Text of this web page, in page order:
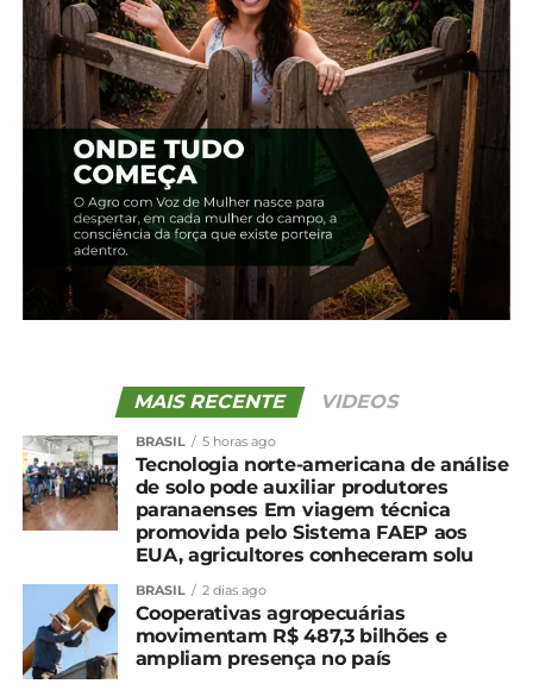
Compartilhe isso:
Facebook
MAIS RECENTE VIDEOS
BRASIL 5 horas ago
Tecnologia norte-americana de análise
de solo pode auxiliar produtores
paranaenses Em viagem técnica
promovida pelo Sistema FAEP aos
EUA, agricultores conheceram solu
BRASIL 2 dias ago
Cooperativas agropecuárias
movimentam R$ 487,3 bilhões e
ampliam presença no país